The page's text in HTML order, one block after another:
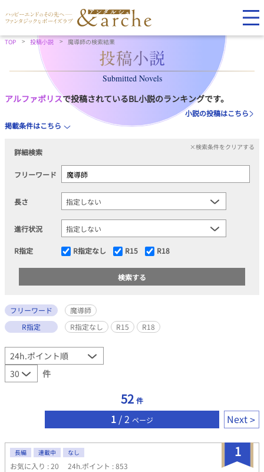
TOP 投稿小説 魔導師の検索結果
Submitted Novels
アルファポリスで投稿されているBL小説のランキングです。
小説の投稿はこちら
掲載条件はこちら
詳細検索
×検索条件をクリアする
フリーワード
長さ
進行状況
R指定 R指定なし R15 R18
フリーワード
魔導師
R指定
R指定なし R15 R18
件
52 件
1 / 2 ページ Next
1
長編 連載中 なし
お気に入り : 20 24h.ポイント : 853